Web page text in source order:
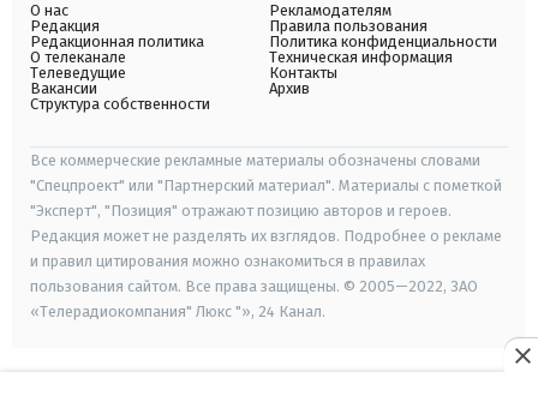
О нас
Редакция
Редакционная политика
О телеканале
Телеведущие
Вакансии
Структура собственности
Рекламодателям
Правила пользования
Политика конфиденциальности
Техническая информация
Контакты
Архив
Все коммерческие рекламные материалы обозначены словами
"Спецпроект" или "Партнерский материал". Материалы с пометкой
"Эксперт", "Позиция" отражают позицию авторов и героев.
Редакция может не разделять их взглядов. Подробнее о рекламе
и правил цитирования можно ознакомиться в правилах
пользования сайтом. Все права защищены. © 2005—2022, ЗАО
«Телерадиокомпания" Люкс "», 24 Канал.